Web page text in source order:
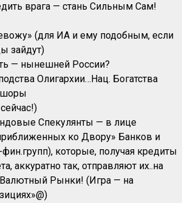
врага — стань Сильным Сам!
(для ИА и ему подобным, если
зайдут)
— нынешней России?
Олигархии…Нац. Богатства
Спекулянты — в лице
ко Двору» Банков и
которые, получая кредиты
аккуратно так, отправляют их..на
Рынки! (Игра — на